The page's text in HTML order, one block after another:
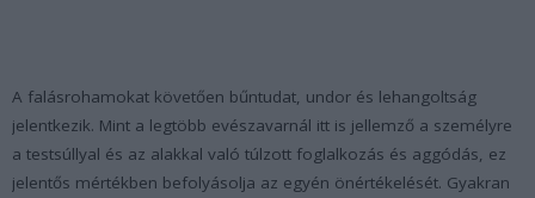
A falásrohamokat követően bűntudat, undor és lehangoltság
jelentkezik. Mint a legtöbb evészavarnál itt is jellemző a személyre
a testsúllyal és az alakkal való túlzott foglalkozás és aggódás, ez
jelentős mértékben befolyásolja az egyén önértékelését. Gyakran